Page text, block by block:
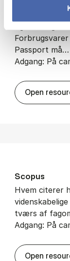
Find
Passport må…
Adgang: På
Open
Sco­pus
Hvem citerer
tværs af
Adgang: På
Open